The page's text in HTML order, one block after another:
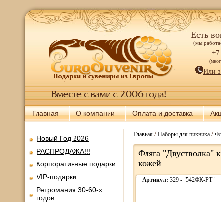
Есть
(мы
+7
Или
Главная О компании Оплата и доставка
Новый Год 2026
РАСПРОДАЖА!!!
Корпоративные подарки
VIP-подарки
Ретромания 30-60-х
годов
Главная/Наборы для пикника/
Фляга "Двустволка"
кожей
Артикул: 329 - "542ФК-РТ"